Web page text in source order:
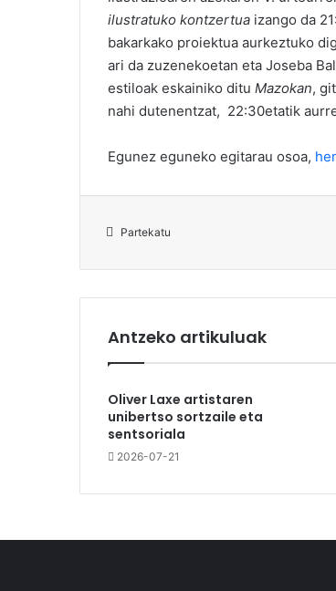
ilustratuko kontzertua izango da
bakarkako proiektua aurkeztuko
ari da zuzenekoetan eta Joseba
estiloak eskainiko ditu Mazokan,
nahi dutenentzat, 22:30etatik
Egunez eguneko egitarau osoa,
Partekatu
Antzeko artikuluak
Oliver Laxe artistaren
unibertso sortzaile eta
sentsoriala
2026-07-21